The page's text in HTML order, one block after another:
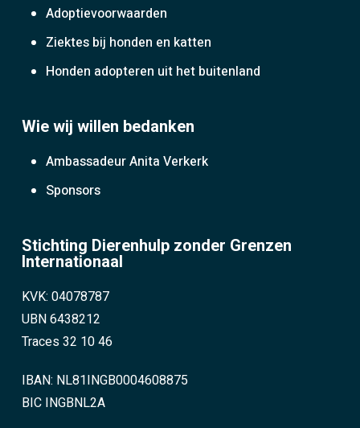
Adoptievoorwaarden
Ziektes bij honden en katten
Honden adopteren uit het buitenland
Wie wij willen bedanken
Ambassadeur Anita Verkerk
Sponsors
Stichting Dierenhulp zonder Grenzen
Internationaal
KVK: 04078787
UBN 6438212
Traces 32 10 46
IBAN: NL81INGB0004608875
BIC INGBNL2A